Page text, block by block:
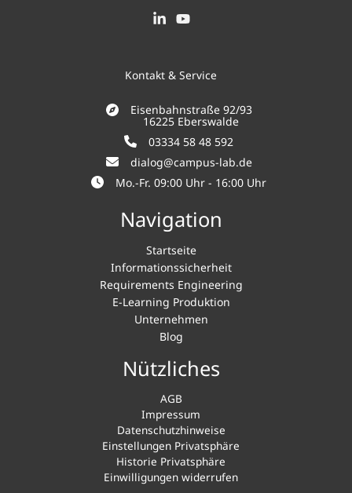
Kontakt & Service
Eisenbahnstraße 92/93
16225 Eberswalde
03334 58 48 592
dialog@campus-lab.de
Mo.-Fr. 09:00 Uhr - 16:00 Uhr
Navigation
Startseite
Informationssicherheit
Requirements Engineering
E-Learning Produktion
Unternehmen
Blog
Nützliches
AGB
Impressum
Datenschutzhinweise
Einstellungen Privatsphäre
Historie Privatsphäre
Einwilligungen widerrufen